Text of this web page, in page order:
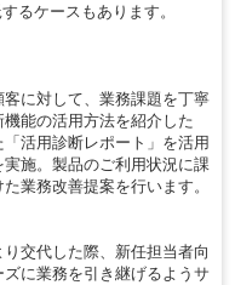
るケースもあります。
に対して、業務課題を丁寧
能の活用方法を紹介した
活用診断レポート」を活用
施。製品のご利用状況に課
業務改善提案を行います。
交代した際、新任担当者向
に業務を引き継げるようサ